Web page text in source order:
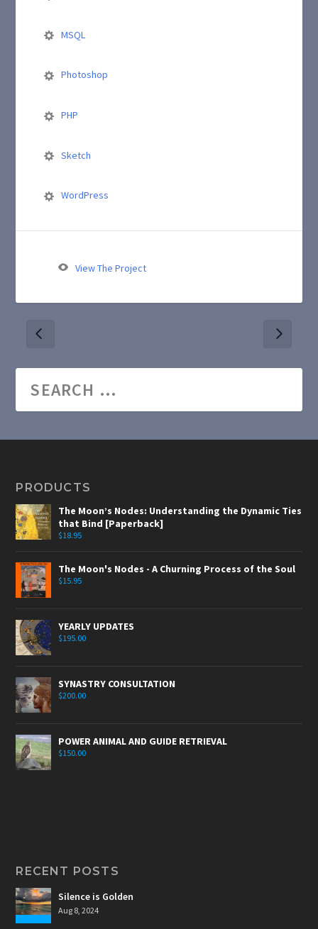
MSQL
Photoshop
PHP
Sketch
WordPress
View The Project
PRODUCTS
The Moon’s Nodes: Understanding the Dynamic Ties
that Bind [Paperback]
$18.95
The Moon's Nodes - A Churning Process of the Soul
$15.95
YEARLY UPDATES
$195.00
SYNASTRY CONSULTATION
$200.00
POWER ANIMAL AND GUIDE RETRIEVAL
$150.00
RECENT POSTS
Silence is Golden
Aug 8, 2024